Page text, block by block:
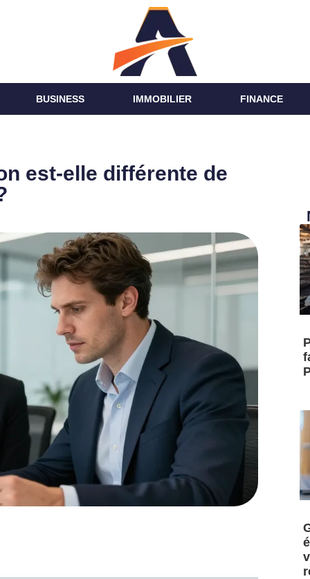
BUSINESS IMMOBILIER FINANCE
est-elle différente de